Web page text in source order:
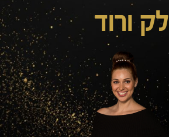
לק ורוד